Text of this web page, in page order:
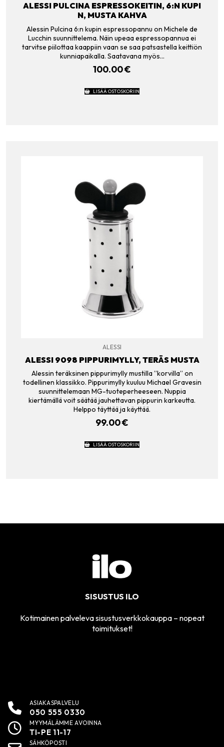
ALESSI PULCINA ESPRESSOKEITIN, 6:N KUPI
N, MUSTA KAHVA
Alessin Pulcina 6:n kupin espressopannu on Michele de
Lucchin suunnittelema. Näin upeaa espressopannua ei
tarvitse piilottaa kaappiin vaan se saa patsastella keittiön
kunniapaikalla. Saatavana myös…
100.00€
LISÄÄ OSTOSKORIIN
ALESSI
ALESSI 9098 PIPPURIMYLLY, TERÄS MUSTA
Alessin teräksinen pippurimylly mustilla ”korvilla” on
todellinen klassikko. Pippurimylly kuuluu Michael Gravesin
suunnittelemaan MG-tuoteperheeseen. Nuppia
kiertämällä voit säätää jauhettavan pippurin karkeutta.
Helppo täyttää ja käyttää.
99.00€
LISÄÄ OSTOSKORIIN
SISUSTUS ILO
Kotimainen palveleva sisustusverkkokauppa – nopeat
toimitukset!
ASIAKASPALVELU
050 555 0330
MYYMÄLÄMME AVOINNA
TI-PE 11-17
SÄHKÖPOSTI